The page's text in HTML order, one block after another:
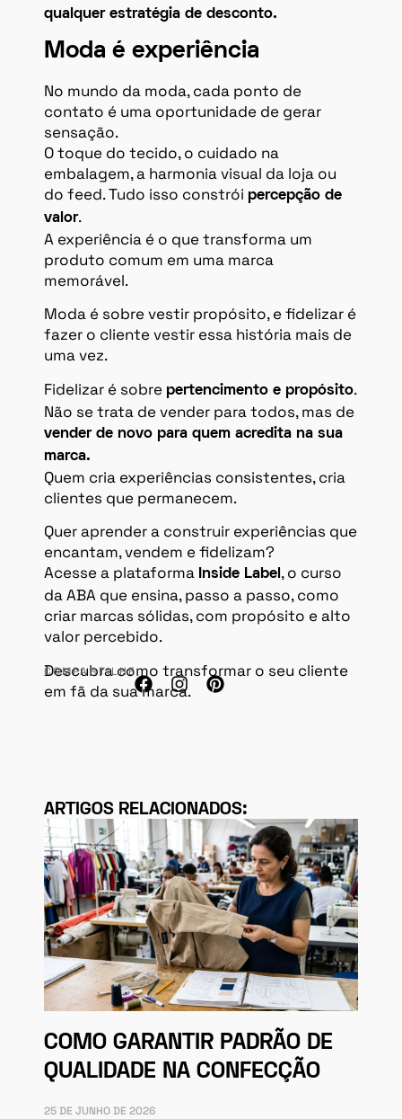
qualquer estratégia de desconto.
Moda é experiência
No mundo da moda, cada ponto de
contato é uma oportunidade de gerar
sensação.
O toque do tecido, o cuidado na
embalagem, a harmonia visual da loja ou
do feed. Tudo isso constrói percepção de
valor.
A experiência é o que transforma um
produto comum em uma marca
memorável.
Moda é sobre vestir propósito, e fidelizar é
fazer o cliente vestir essa história mais de
uma vez.
Fidelizar é sobre pertencimento e propósito.
Não se trata de vender para todos, mas de
vender de novo para quem acredita na sua
marca.
Quem cria experiências consistentes, cria
clientes que permanecem.
Quer aprender a construir experiências que
encantam, vendem e fidelizam?
Acesse a plataforma Inside Label , o curso
da ABA que ensina, passo a passo, como
criar marcas sólidas, com propósito e alto
valor percebido.
Descubra como transformar o seu cliente
em fã da sua marca.
COMPARTILHE:
ARTIGOS RELACIONADOS:
COMO GARANTIR PADRÃO DE
QUALIDADE NA CONFECÇÃO
25 DE JUNHO DE 2026